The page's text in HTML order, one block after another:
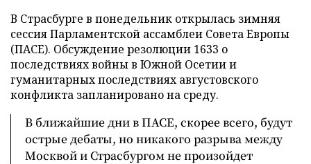
В Страсбурге в понедельник открылась зимняя
сессия Парламентской ассамблеи Совета Европы
(ПАСЕ). Обсуждение резолюции 1633 о
последствиях войны в Южной Осетии и
гуманитарных последствиях августовского
конфликта запланировано на среду.
В ближайшие дни в ПАСЕ, скорее всего, будут
острые дебаты, но никакого разрыва между
Москвой и Страсбургом не произойдет